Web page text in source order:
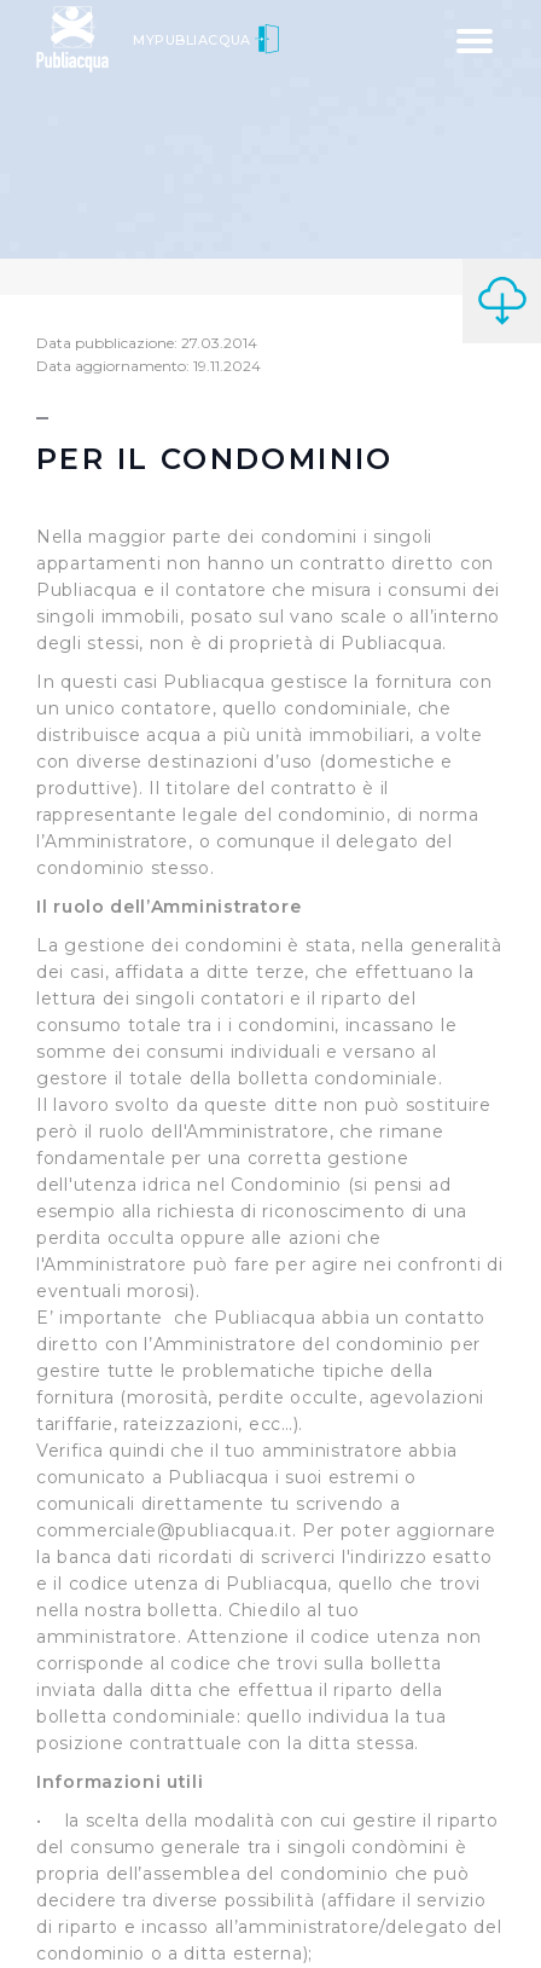
Toggle
MYPUBLIACQUA
Data pubblicazione: 27.03.2014
Data aggiornamento: 19.11.2024
PER IL CONDOMINIO
Nella maggior parte dei condomini i singoli
appartamenti non hanno un contratto diretto con
Publiacqua e il contatore che misura i consumi dei
singoli immobili, posato sul vano scale o all’interno
degli stessi, non è di proprietà di Publiacqua.
In questi casi Publiacqua gestisce la fornitura con
un unico contatore, quello condominiale, che
distribuisce acqua a più unità immobiliari, a volte
con diverse destinazioni d’uso (domestiche e
produttive). Il titolare del contratto è il
rappresentante legale del condominio, di norma
l’Amministratore, o comunque il delegato del
condominio stesso.
Il ruolo dell’Amministratore
La gestione dei condomini è stata, nella generalità
dei casi, affidata a ditte terze, che effettuano la
lettura dei singoli contatori e il riparto del
consumo totale tra i i condomini, incassano le
somme dei consumi individuali e versano al
gestore il totale della bolletta condominiale.
Il lavoro svolto da queste ditte non può sostituire
però il ruolo dell'Amministratore, che rimane
fondamentale per una corretta gestione
dell'utenza idrica nel Condominio (si pensi ad
esempio alla richiesta di riconoscimento di una
perdita occulta oppure alle azioni che
l'Amministratore può fare per agire nei confronti di
eventuali morosi).
E’ importante che Publiacqua abbia un contatto
diretto con l’Amministratore del condominio per
gestire tutte le problematiche tipiche della
fornitura (morosità, perdite occulte, agevolazioni
tariffarie, rateizzazioni, ecc…).
Verifica quindi che il tuo amministratore abbia
comunicato a Publiacqua i suoi estremi o
comunicali direttamente tu scrivendo a
commerciale@publiacqua.it. Per poter aggiornare
la banca dati ricordati di scriverci l'indirizzo esatto
e il codice utenza di Publiacqua, quello che trovi
nella nostra bolletta. Chiedilo al tuo
amministratore. Attenzione il codice utenza non
corrisponde al codice che trovi sulla bolletta
inviata dalla ditta che effettua il riparto della
bolletta condominiale: quello individua la tua
posizione contrattuale con la ditta stessa.
Informazioni utili
• la scelta della modalità con cui gestire il riparto
del consumo generale tra i singoli condòmini è
propria dell’assemblea del condominio che può
decidere tra diverse possibilità (affidare il servizio
di riparto e incasso all’amministratore/delegato del
condominio o a ditta esterna);